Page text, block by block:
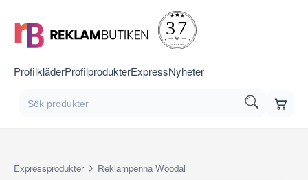
ProfilkläderProfilprodukterExpressNyheter
Expressprodukter Reklampenna Woodal